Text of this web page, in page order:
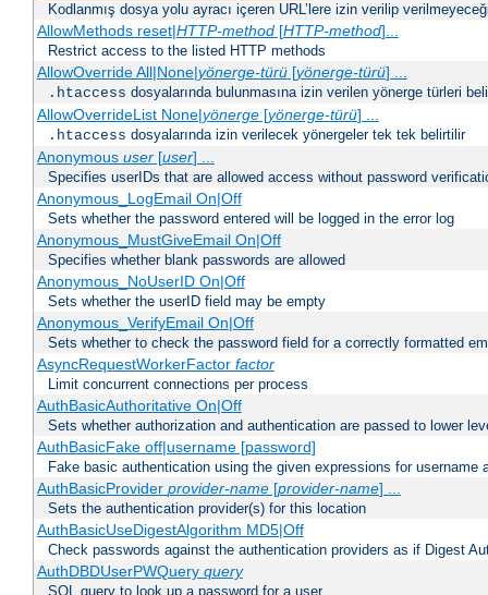
Kodlanmış dosya yolu ayracı içeren URL’lere izin verilip
AllowMethods reset|HTTP-method[HTTP-method]...
Restrict access to the listed HTTP methods
AllowOverride All|None|yönerge-türü[yönerge-türü] ...
.htaccess dosyalarında bulunmasına izin verilen yönerge türleri
AllowOverrideList None|yönerge[yönerge-türü] ...
.htaccess dosyalarında izin verilecek yönergeler tek tek belirtilir
Anonymous user[user] ...
Specifies userIDs that are allowed access without password
Anonymous_LogEmail On|Off
Sets whether the password entered will be logged in the error log
Anonymous_MustGiveEmail On|Off
Specifies whether blank passwords are allowed
Anonymous_NoUserID On|Off
Sets whether the userID field may be empty
Anonymous_VerifyEmail On|Off
Sets whether to check the password field for a correctly formatted
AsyncRequestWorkerFactor factor
Limit concurrent connections per process
AuthBasicAuthoritative On|Off
Sets whether authorization and authentication are passed to lower
AuthBasicFake off|username [password]
Fake basic authentication using the given expressions for username
AuthBasicProvider provider-name[provider-name] ...
Sets the authentication provider(s) for this location
AuthBasicUseDigestAlgorithm MD5|Off
Check passwords against the authentication providers as if Digest
AuthDBDUserPWQuery query
SQL query to look up a password for a user